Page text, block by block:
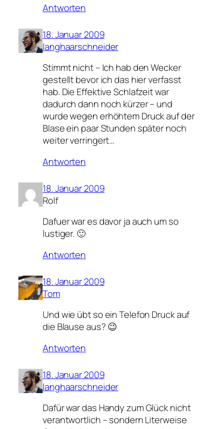
Antworten
18. Januar 2009
langhaarschneider
Stimmt nicht – Ich hab den Wecker
gestellt bevor ich das hier verfasst
hab. Die Effektive Schlafzeit war
dadurch dann noch kürzer – und
wurde wegen erhöhtem Druck auf der
Blase ein paar Stunden später noch
weiter verringert…
Antworten
18. Januar 2009
Rolf
Dafuer war es davor ja auch um so
lustiger. 🙂
Antworten
18. Januar 2009
Tom
Und wie übt so ein Telefon Druck auf
die Blause aus? 😉
Antworten
18. Januar 2009
langhaarschneider
Dafür war das Handy zum Glück nicht
verantwortlich – sondern Literweise